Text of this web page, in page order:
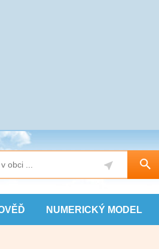
NUMERICKÝ MODEL